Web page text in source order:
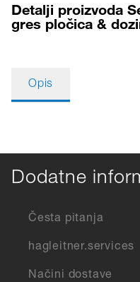
Detalji proizvoda
gres pločica &
Opis
Dodatne
Česta pitanja
hagleitner.services
Načini dostave